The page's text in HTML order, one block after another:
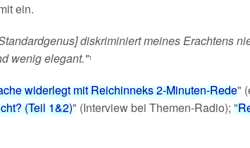
ein.
diskriminiert meines Erachtens
wenig elegant."1
widerlegt mit Reichinneks 2-Minuten-Rede"
(Teil 1&2)" (Interview bei Themen-Radio); "